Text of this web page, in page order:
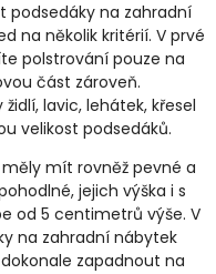
podsedáky na zahradní
na několik kritérií. V prvé
polstrování pouze na
část zároveň.
lavic, lehátek, křesel
velikost podsedáků.
mít rovněž pevné a
jejich výška i s
od 5 centimetrů výše. V
na zahradní nábytek
zapadnout na